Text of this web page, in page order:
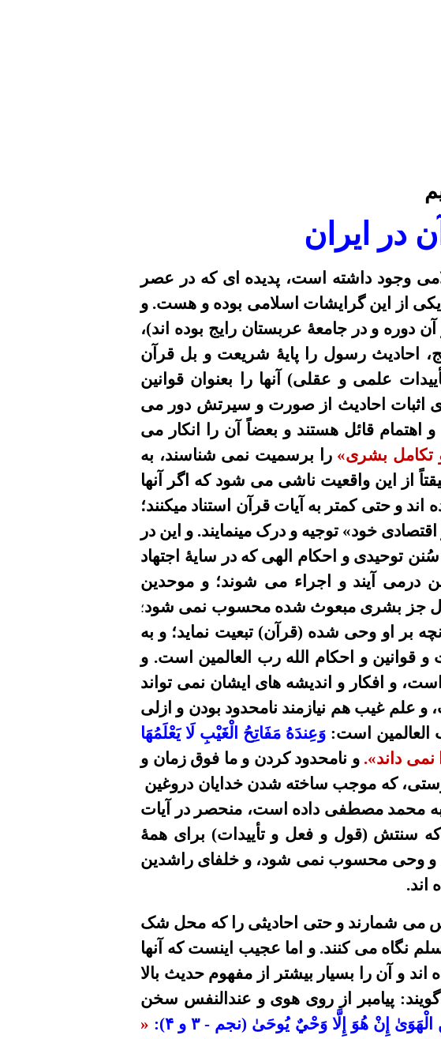
در ايران
وجود داشته است، پديده اى که در عصر
از اين گرايشات اسلامى بوده و هست. و
دوره و در جامعۀ عربستان رايج بوده اند)،
احاديثرسول را پايۀ شريعت و بل قرآن
علمى و عقلى) آنها را بعنوان قوانين
اثبات احادیث از صورت و سيرتش دور می
و اهتمامقائل هستند و بعضاً آن را انکار می
تکامل بشرى» را بر سميت نمى شناسند، به
از اين واقعيت ناشی می شودکه اگر
آنها
اند و حتى کمتر به آيات قرآن استناد ميکنند؛
خود» توجيه و درک مینمایند. و اين در
سُنن توحیدی و احکام ا لهی که در سايۀ اجتهاد
درمی آ یند و اجراء می شوند؛و موحدین
جز بشرى مبعوث شدهمحسوب نمی شود؛
بر او وحى شده (قرآن) تبعيت نمايد؛ و به
قوانين و احکام اللهرب العالمین است. و
و افکار و انديشه هاى ايشان نمی تواند
و علم غيبهم نيازمند نامحدود بودن و ازلى
العالمين است: وَعِندَهُ مَفَاتِحُ الْغَيْبِ لَا يَعْلَمُهَا
نمی داند». و نامحدود کردن و ما فوق زمان و
که موجب ساخته شدن خدايان دروغين
به محمد مصطفى داده است، منحصر در آيات
سنتش (قول و فعل و تأييدات) براى همۀ
و وحى محسوب نمى شود، و خلفاى راشدين
اند.
شمارند و حتى احاديثى را که محل شک
نگاهمیکنند.و اما عجيب اینست که آنها
اند و آن را بسيار بيشتر از مفهوم حديث بالا
گويند: پيامبر از روى هوى و عندالنفس سخن
إِنْ هُوَ إِلَّا وَحْيٌ يُوحَىٰ (نجم - ٣ و ۴):
«